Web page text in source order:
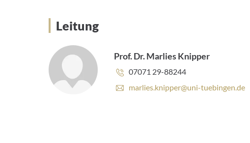
Leitung
Leitung
Prof. Dr. Marlies Knipper
Telefonnummer:
07071 29-88244
E
marlies.knipper@uni-tuebingen.de